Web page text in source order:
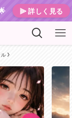
⫸ 詳しく見る